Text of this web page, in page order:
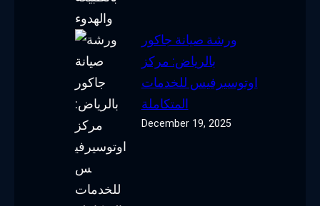
ورشة صيانة جاكور
بالرياض: مركز
اوتوسيرفيس للخدمات
المتكاملة
December 19, 2025